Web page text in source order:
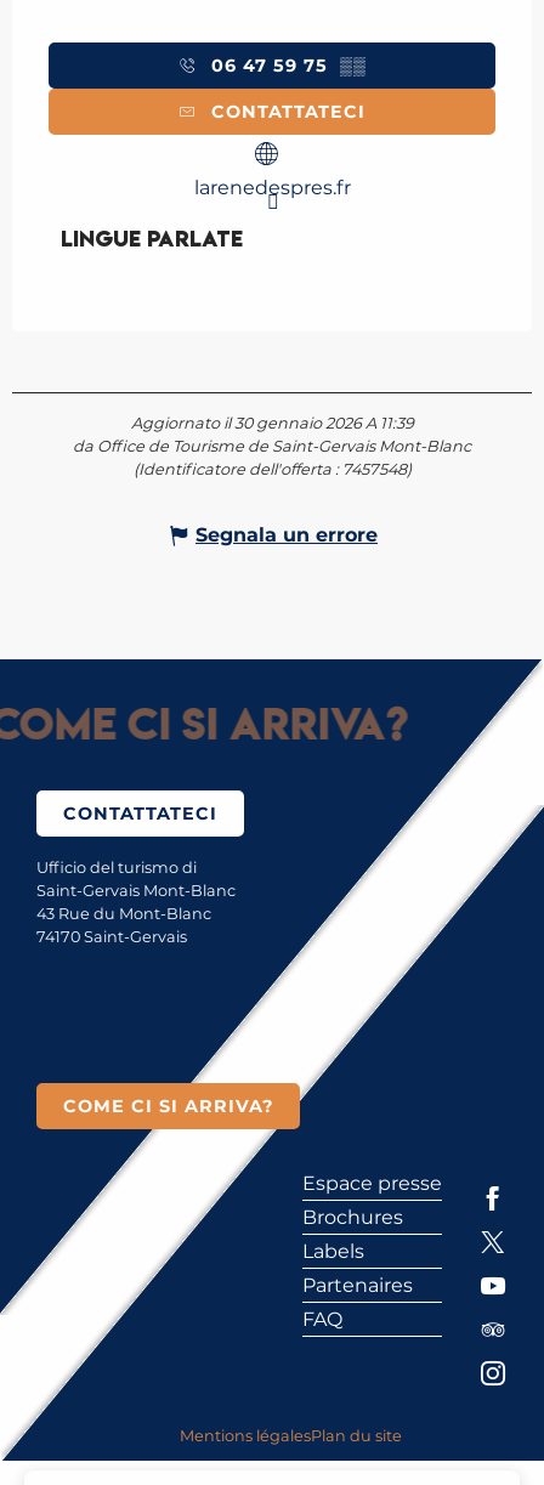
06 47 59 75 ▒▒
CONTATTATECI
larenedespres.fr
Lingue parlate
Lingue parlate
Aggiornato il 30 gennaio 2026 A 11:39
da Office de Tourisme de Saint-Gervais Mont-Blanc
(Identificatore dell'offerta : 7457548)
Segnala un errore
ci si arriva?
CONTATTATECI
Ufficio del turismo di
Saint-Gervais Mont-Blanc
43 Rue du Mont-Blanc
74170 Saint-Gervais
COME CI SI ARRIVA?
Espace presse
Brochures
Labels
Partenaires
FAQ
Mentions légalesPlan du site